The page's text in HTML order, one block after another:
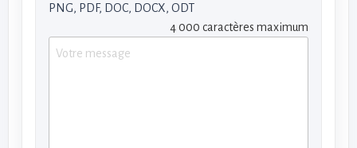
PNG, PDF, DOC, DOCX, ODT
4 000 caractères maximum